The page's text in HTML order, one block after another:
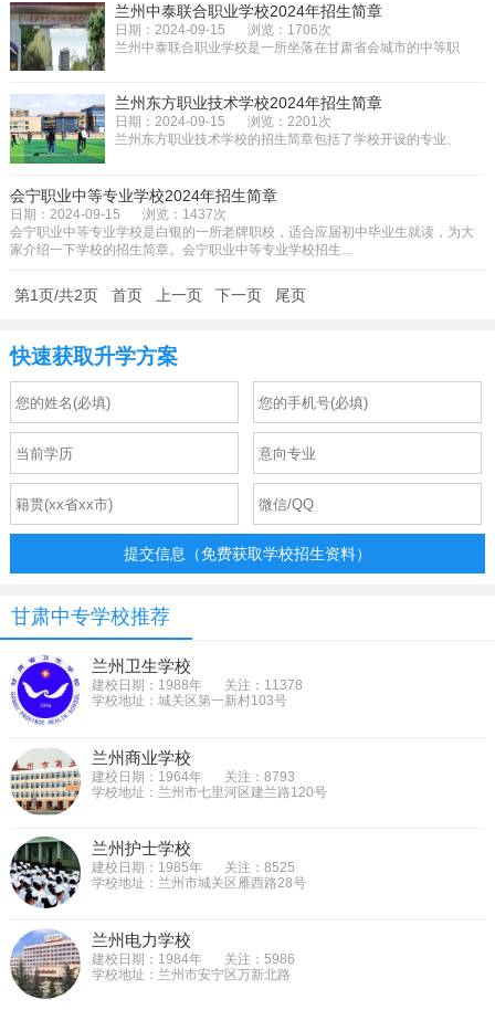
兰州中泰联合职业学校2024年招生简章
日期：2024-09-15
浏览：1706次
兰州中泰联合职业学校是一所坐落在甘肃省会城市的中等职
兰州东方职业技术学校2024年招生简章
日期：2024-09-15
浏览：2201次
兰州东方职业技术学校的招生简章包括了学校开设的专业、
会宁职业中等专业学校2024年招生简章
日期：2024-09-15
浏览：1437次
会宁职业中等专业学校是白银的一所老牌职校，适合应届初中毕业生就读，为大
家介绍一下学校的招生简章。会宁职业中等专业学校招生...
第1页/共2页 首页 上一页 下一页 尾页
快速获取升学方案
提交信息（免费获取学校招生资料）
甘肃中专学校推荐
兰州卫生学校
建校日期：1988年
关注：11378
学校地址：城关区第一新村103号
兰州商业学校
建校日期：1964年
关注：8793
学校地址：兰州市七里河区建兰路120号
兰州护士学校
建校日期：1985年
关注：8525
学校地址：兰州市城关区雁西路28号
兰州电力学校
建校日期：1984年
关注：5986
学校地址：兰州市安宁区万新北路